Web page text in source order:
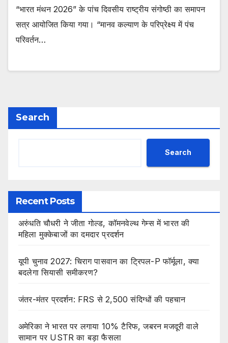
“भारत मंथन 2026” के पांच दिवसीय राष्ट्रीय संगोष्ठी का समापन
सत्र आयोजित किया गया। “मानव कल्याण के परिप्रेक्ष्य में पंच
परिवर्तन…
Search
Search
Recent Posts
अरुंधति चौधरी ने जीता गोल्ड, कॉमनवेल्थ गेम्स में भारत की
महिला मुक्केबाजों का दमदार प्रदर्शन
यूपी चुनाव 2027: चिराग पासवान का ट्रिपल-P फॉर्मूला, क्या
बदलेगा सियासी समीकरण?
जंतर-मंतर प्रदर्शन: FRS से 2,500 संदिग्धों की पहचान
अमेरिका ने भारत पर लगाया 10% टैरिफ, जबरन मजदूरी वाले
सामान पर USTR का बड़ा फैसला